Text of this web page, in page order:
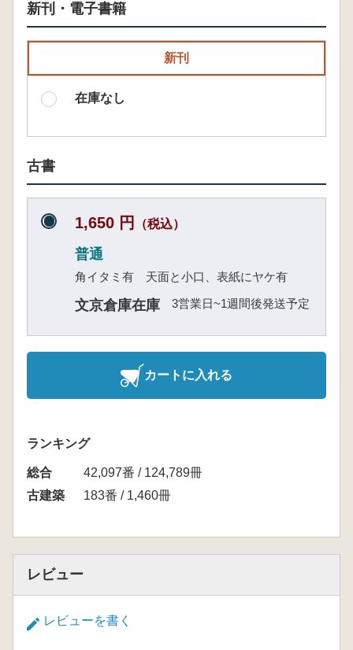
新刊・電子書籍
新刊
在庫なし
古書
1,650 円 （税込）
普通
角イタミ有 天面と小口、表紙にヤケ有
文京倉庫在庫 3営業日~1週間後発送予定
カートに入れる
ランキング
総合
42,097番 / 124,789冊
古建築
183番 / 1,460冊
レビュー
レビューを書く